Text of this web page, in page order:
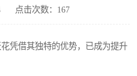
点击次数：167
凭借其独特的优势，已成为提升